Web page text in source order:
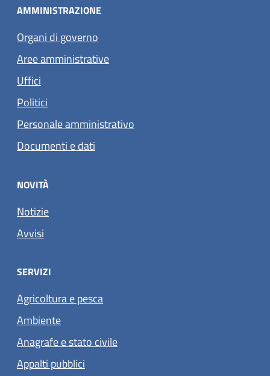
AMMINISTRAZIONE
Organi di governo
Aree amministrative
Uffici
Politici
Personale amministrativo
Documenti e dati
NOVITÀ
Notizie
Avvisi
SERVIZI
Agricoltura e pesca
Ambiente
Anagrafe e stato civile
Appalti pubblici